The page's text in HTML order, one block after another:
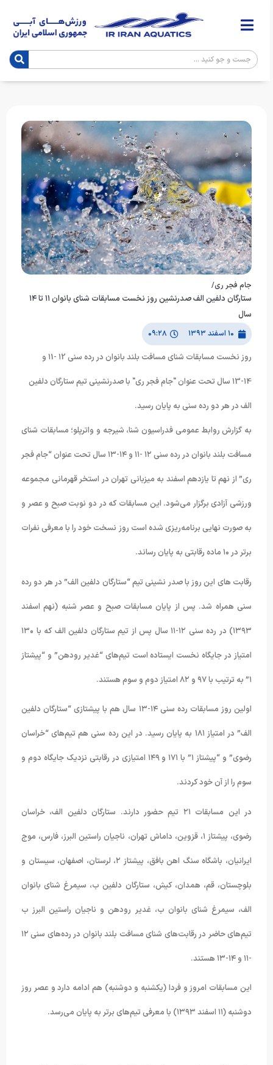
جام فجر ری/
ستارگان دلفین الف صدرنشین روز نخست مسابقات شنای بانوان ۱۱ تا ۱۴
سال
۱۰ اسفند ۱۳۹۳ ۰۹:۲۸
روز نخست مسابقات شنای مسافت بلند بانوان در رده سنی ۱2 -۱1 و
۱4-۱3 سال تحت عنوان "جام فجر ری" با صدرنشینی تیم ستارگان دلفین
الف در هر دو رده سنی به پایان رسید.
به گزارش روابط عمومی فدراسیون شنا، شیرجه و واترپلو؛ مسابقات شنای
مسافت بلند بانوان در رده سنی ۱۲ -۱۱ و ۱۴-۱۳ سال تحت عنوان “جام فجر
ری” از نهم تا یازدهم اسفند به میزبانی تهران در استخر قهرمانی مجموعه
ورزشی آزادی برگزار می‌شود. این مسابقات که در دو نوبت صبح و عصر و
به صورت نهایی برنامه‌ریزی شده است روز نسخت خود را با معرفی نفرات
برتر در ۱۰ ماده رقابتی به پایان رساند.
رقابت های این روز با صدر نشینی تیم “ستارگان دلفین الف” در هر دو رده
سنی همراه شد. پس از پایان مسابقات صبح و عصر شنبه (نهم اسفند
۱۳۹۳) در رده سنی ۱۲-۱۱ سال پس از تیم ستارگان دلفین الف که با ۱۳۰
امتیاز در جایگاه نخست ایستاده است تیم‌های “غدیر رودهن” و “پیشتاز
اولین روز مسابقات رده سنی ۱۴-۱۳ سال هم با پیشتازی “ستارگان دلفین
الف” در امتیاز ۱۸۱ به پایان رسید. در این رده سنی هم تیم‌های “خراسان
رضوی” و “پیشتاز ۱” با ۱۷۱ و ۱۴۹ امتیازی در رقابتی نزدیک جایگاه دوم و
سوم را از آن خود کردند.
در این مسابقات ۲۱ تیم حضور دارند. ستارگان دلفین الف، خراسان
رضوی، پیشتاز ۱، قزوین، داماش تهران، ناجیان راستین البرز، فارس، موج
ایرانیان، باشگاه سنگ اهن بافق، پیشتاز ۲، لرستان، اصفهان، سیستان و
بلوچستان، قم، همدان، کیش، ستارگان دلفین ب، سیمرغ شنای بانوان
الف، سیمرغ شنای بانوان ب، غدیر رودهن و ناجیان راستین البرز ب
تیم‌های حاضر در رقابت‌های شنای مسافت بلند بانوان در رده‌های سنی ۱۲
این مسابقات امروز و فردا (یکشنبه و دوشنبه) هم ادامه دارد و عصر روز
دوشنبه (۱۱ اسفند ۱۳۹۳) با معرفی تیم‌های برتر به پایان می‌رسد.